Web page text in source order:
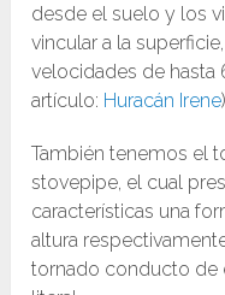
desde el suelo y los
vincular a la
velocidades de hasta
artículo: Huracán Irene)
También tenemos el
stovepipe, el cual
características una
altura
tornado conducto de